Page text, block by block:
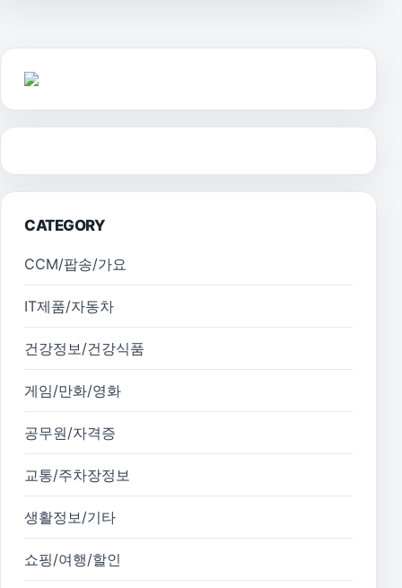
CATEGORY
CCM/팝송/가요
IT제품/자동차
건강정보/건강식품
게임/만화/영화
공무원/자격증
교통/주차장정보
생활정보/기타
쇼핑/여행/할인